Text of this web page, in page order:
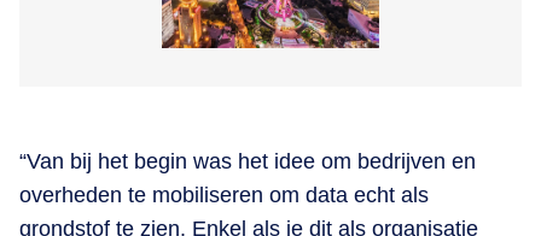
“Van bij het begin was het idee om bedrijven en
overheden te mobiliseren om data echt als
grondstof te zien. Enkel als je dit als organisatie